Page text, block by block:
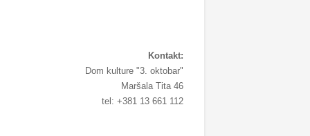
Kontakt:
Dom kulture "3. oktobar"
Maršala Tita 46
tel: +381 13 661 112